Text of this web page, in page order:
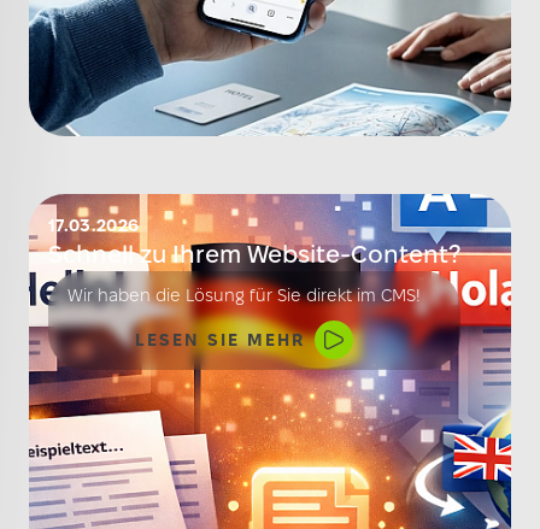
17.03.2026
Schnell zu Ihrem Website-Content?
Wir haben die Lösung für Sie direkt im CMS!
LESEN SIE MEHR